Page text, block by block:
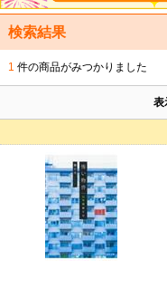
検索結果
1 件の商品がみつかりました
表